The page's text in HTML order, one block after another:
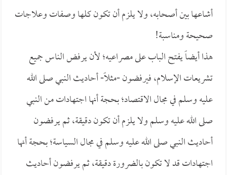
أشاعها بين أصحابه، ولا يلزم أن تكون كلها وصفات وعلاجات
صحيحة ومناسبة!
هذا أيضاً يفتح الباب على مصراعيه؛ لأن يرفض الناس جميع
تشريعات الإسلام، فيرفضون -مثلاً- أحاديث النبي صلى الله
عليه وسلم في مجال الاقتصاد؛ بحجة أنها اجتهادات من النبي
صلى الله عليه وسلم ولا يلزم أن تكون دقيقة، ثم يرفضون
أحاديث النبي صلى الله عليه وسلم في مجال السياسة؛ بحجة أنها
اجتهادات قد لا تكون بالضرورة دقيقة، ثم يرفضون أحاديث